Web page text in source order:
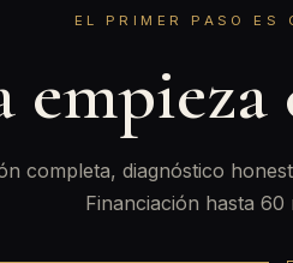
EL PRIMER PASO ES
completa, diagnóstico
Financiación hasta 60